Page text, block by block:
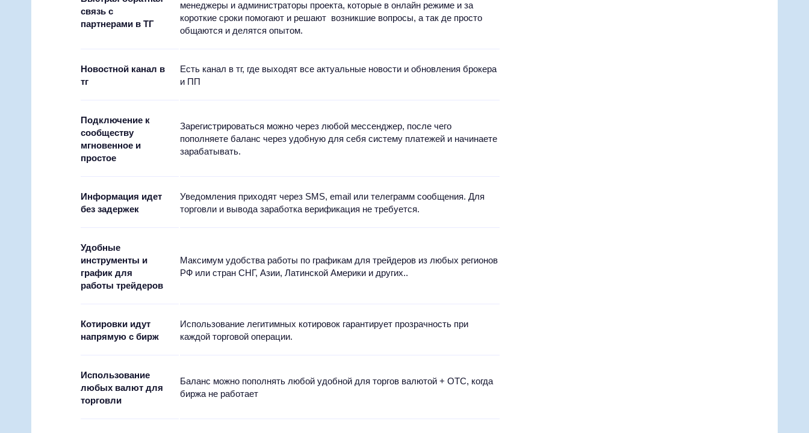
связь с
партнерами в ТГ
менеджеры и администраторы проекта, которые в онлайн режиме и за
короткие сроки помогают и решают возникшие вопросы, а так де просто
общаются и делятся опытом.
Новостной канал в
тг
Есть канал в тг, где выходят все актуальные новости и обновления брокера
и ПП
Подключение к
сообществу
мгновенное и
простое
Зарегистрироваться можно через любой мессенджер, после чего
пополняете баланс через удобную для себя систему платежей и начинаете
зарабатывать.
Информация идет
без задержек
Уведомления приходят через SMS, email или телеграмм сообщения. Для
торговли и вывода заработка верификация не требуется.
Удобные
инструменты и
график для
работы трейдеров
Максимум удобства работы по графикам для трейдеров из любых регионов
РФ или стран СНГ, Азии, Латинской Америки и других..
Котировки идут
напрямую с бирж
Использование легитимных котировок гарантирует прозрачность при
каждой торговой операции.
Использование
любых валют для
торговли
Баланс можно пополнять любой удобной для торгов валютой + OTC, когда
биржа не работает